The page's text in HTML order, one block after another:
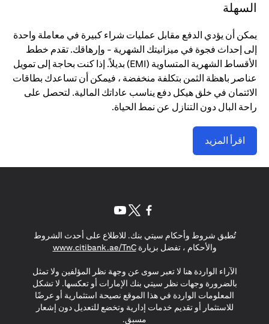
السهلة
يمكن أن يؤدي الدفع مقابل عمليات شراء كبيرة في معاملة واحدة
إلى إحداث فجوة في ميزانيتك الشهرية - وإرهاقك. تقدم خطط
الأقساط الشهرية المتساوية (EMI) بديلاً. إذا كنت بحاجة إلى تمويل
عناصر باهظة الثمن بتكلفة منخفضة ، فيمكن أن تساعدك بطاقات
الائتمان في خلق هيكل دفع يناسب عاداتك المالية. لتحصل على
راحة البال دون التنازل عن نمط الحياة.
اقرأ المزيد
تُطبق شروط وأحكام سيتي بنك. للاطلاع على أحدث الشروط
والأحكام ، تفضل بزيارةwww.citibank.ae/TnC
(opens in a new tab)
الآراء الواردة هنا لا تعبر سوى عن وجهة نظر المؤلفين ولا تمثل
بالضرورة وجهات نظر سيتي بنك الإمارات أو تعكسها. لا تشكل
المعلومات الواردة في هذا الموقع نصيحة استثمارية أو عرضًا
للاستثمار أو تقديم خدمات إدارية وتخضع للتعديل دون إشعار
مسبق.